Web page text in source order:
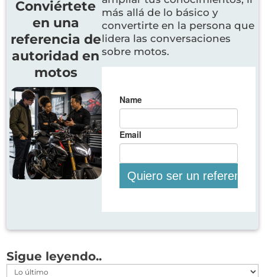
Conviértete
en una
referencia de
autoridad en
motos
más allá de lo básico y
convertirte en la persona que
lidera las conversaciones
sobre motos.
Sigue leyendo..